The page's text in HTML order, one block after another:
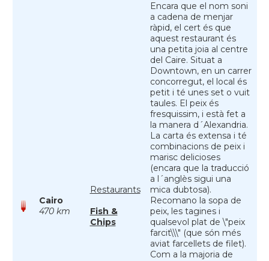
Cairo
470 km
Restaurants
Fish &
Chips
Encara que el nom soni
a cadena de menjar
ràpid, el cert és que
aquest restaurant és
una petita joia al centre
del Caire. Situat a
Downtown, en un carrer
concorregut, el local és
petit i té unes set o vuit
taules. El peix és
fresquissim, i està fet a
la manera d´Alexandria.
La carta és extensa i té
combinacions de peix i
marisc delicioses
(encara que la traducció
a l´anglès sigui una
mica dubtosa).
Recomano la sopa de
peix, les tagines i
qualsevol plat de \"peix
farcit\\\" (que són més
aviat farcellets de filet).
Com a la majoria de